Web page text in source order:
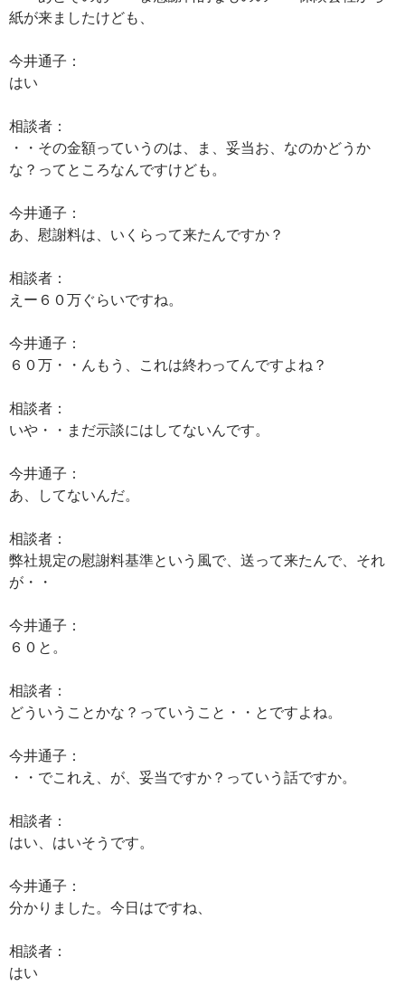
紙が来ましたけども、
今井通子：
はい
相談者：
・・その金額っていうのは、ま、妥当お、なのかどうか
な？ってところなんですけども。
今井通子：
あ、慰謝料は、いくらって来たんですか？
相談者：
えー６０万ぐらいですね。
今井通子：
６０万・・んもう、これは終わってんですよね？
相談者：
いや・・まだ示談にはしてないんです。
今井通子：
あ、してないんだ。
相談者：
弊社規定の慰謝料基準という風で、送って来たんで、それ
が・・
今井通子：
６０と。
相談者：
どういうことかな？っていうこと・・とですよね。
今井通子：
・・でこれえ、が、妥当ですか？っていう話ですか。
相談者：
はい、はいそうです。
今井通子：
分かりました。今日はですね、
相談者：
はい